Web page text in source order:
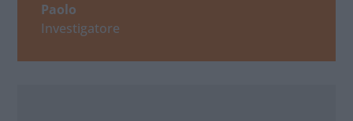
Paolo
Investigatore